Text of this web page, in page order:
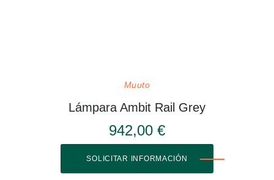
Muuto
Lámpara Ambit Rail Grey
942,00 €
SOLICITAR INFORMACIÓN